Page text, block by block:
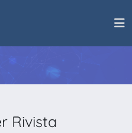
Rivista